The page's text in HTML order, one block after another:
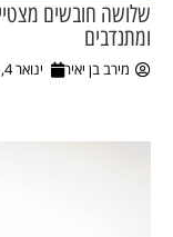
mi
שלושה חובשים
ומתנדבים
מירב בן יאיר ינואר 4, 2021